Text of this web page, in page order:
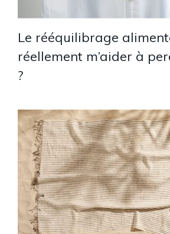
Le rééquilibrage
réellement m’aider à
?